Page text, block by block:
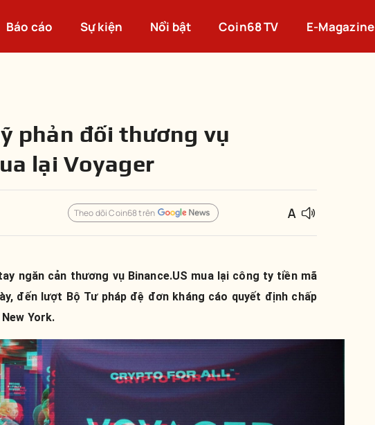
Báo cáo Sự kiện Nổi bật Coin68 TV E-Magazine
phản đối thương vụ
lại Voyager
Theo dõi Coin68 trên
ngăn cản thương vụ Binance.US mua lại công ty tiền mã
đến lượt Bộ Tư pháp đệ đơn kháng cáo quyết định chấp
York.